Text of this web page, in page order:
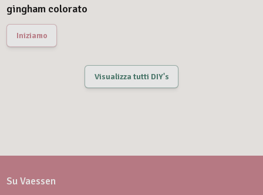
gingham colorato
Iniziamo
Visualizza tutti DIY's
Su Vaessen